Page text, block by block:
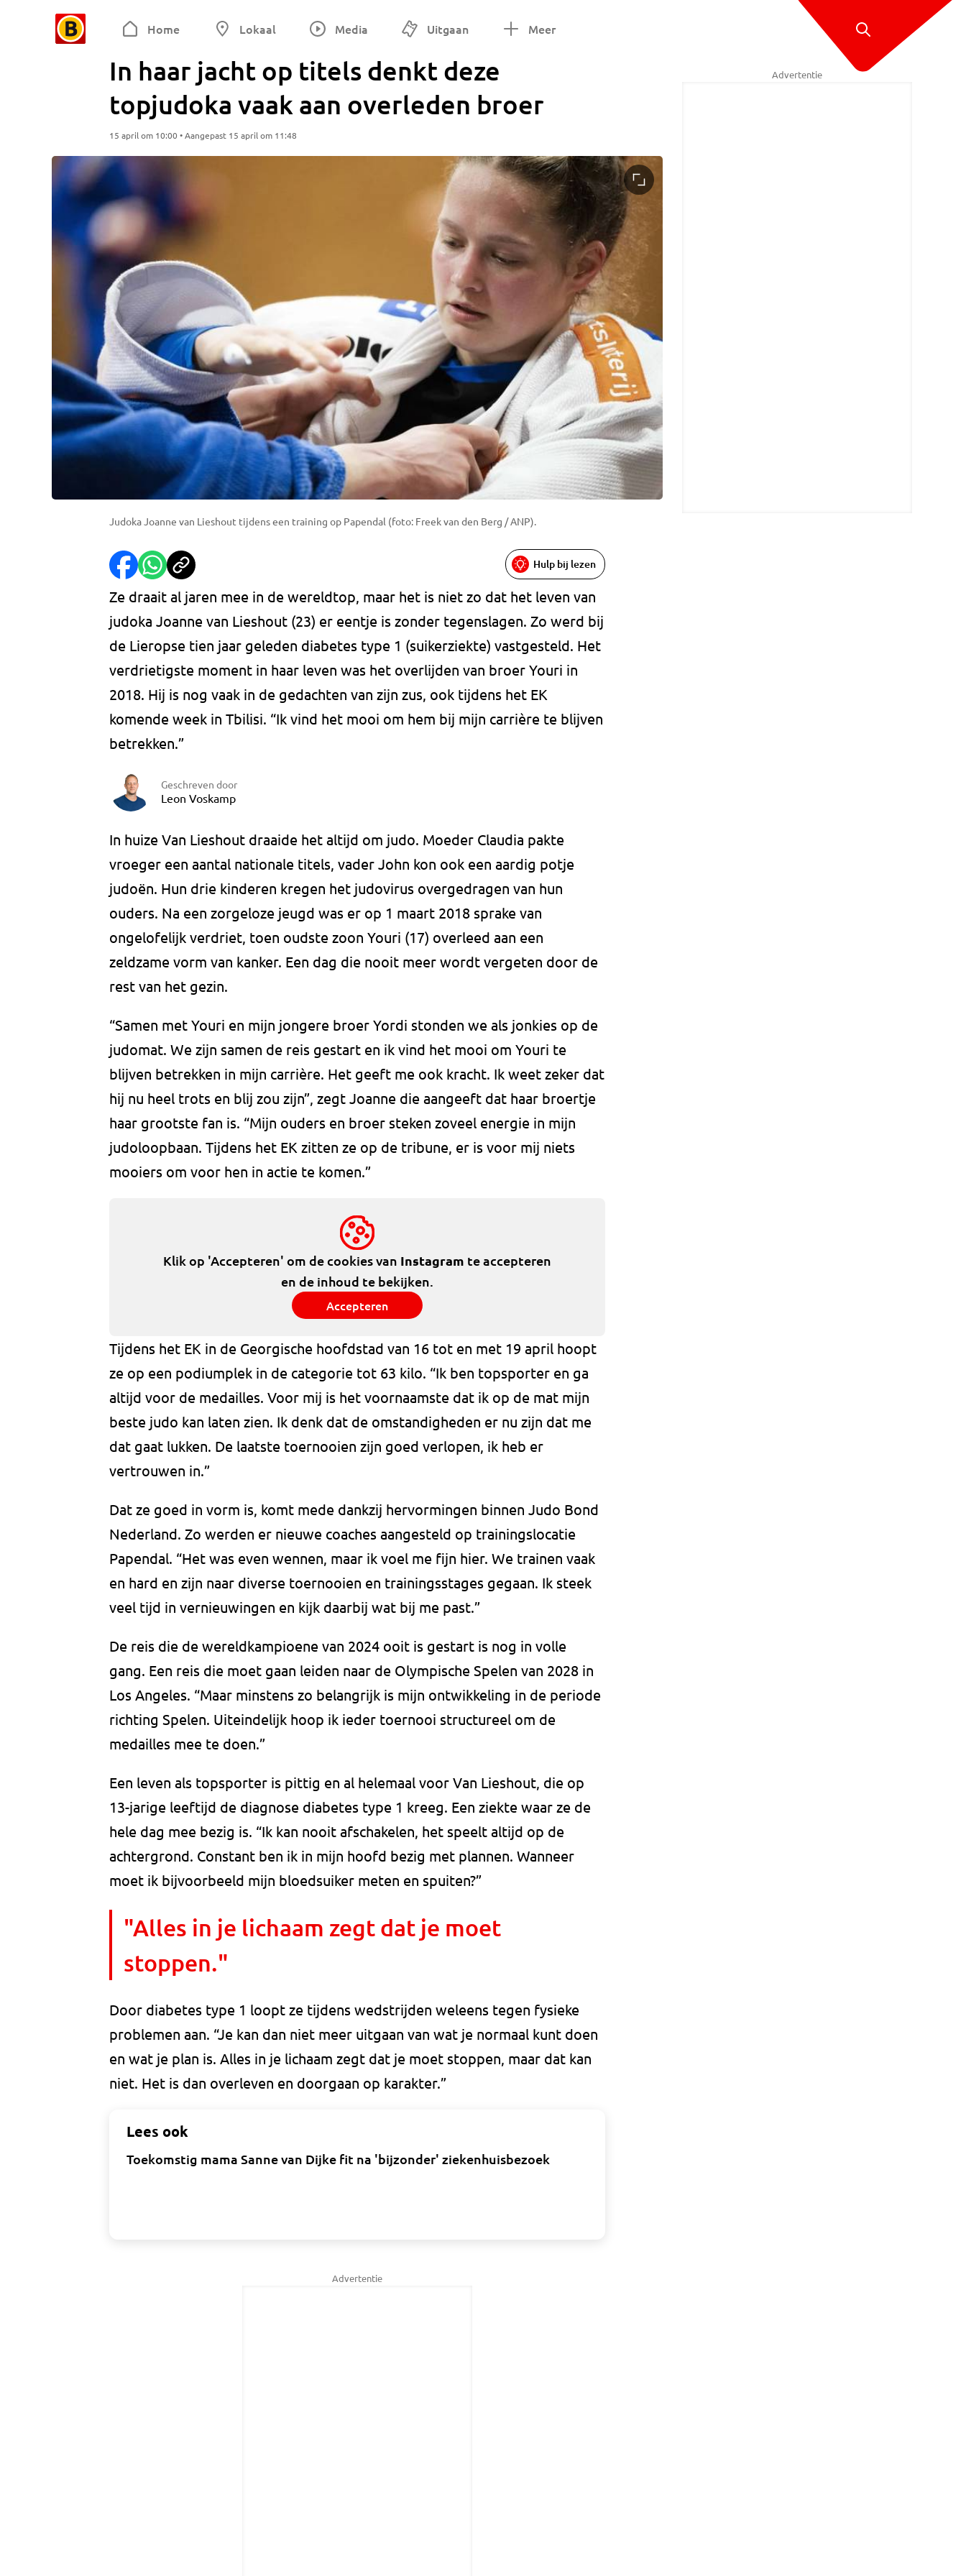
Home Lokaal Media Uitgaan Meer
In haar jacht op titels denkt deze
topjudoka vaak aan overleden broer
15 april om 10:00 • Aangepast 15 april om 11:48
Judoka Joanne van Lieshout tijdens een training op Papendal (foto: Freek van den Berg / ANP).
Hulp bij lezen
Ze draait al jaren mee in de wereldtop, maar het is niet zo dat het leven van
judoka Joanne van Lieshout (23) er eentje is zonder tegenslagen. Zo werd bij
de Lieropse tien jaar geleden diabetes type 1 (suikerziekte) vastgesteld. Het
verdrietigste moment in haar leven was het overlijden van broer Youri in
2018. Hij is nog vaak in de gedachten van zijn zus, ook tijdens het EK
komende week in Tbilisi. “Ik vind het mooi om hem bij mijn carrière te blijven
betrekken.”
Geschreven door
Leon Voskamp
In huize Van Lieshout draaide het altijd om judo. Moeder Claudia pakte
vroeger een aantal nationale titels, vader John kon ook een aardig potje
judoën. Hun drie kinderen kregen het judovirus overgedragen van hun
ouders. Na een zorgeloze jeugd was er op 1 maart 2018 sprake van
ongelofelijk verdriet, toen oudste zoon Youri (17) overleed aan een
zeldzame vorm van kanker. Een dag die nooit meer wordt vergeten door de
rest van het gezin.
“Samen met Youri en mijn jongere broer Yordi stonden we als jonkies op de
judomat. We zijn samen de reis gestart en ik vind het mooi om Youri te
blijven betrekken in mijn carrière. Het geeft me ook kracht. Ik weet zeker dat
hij nu heel trots en blij zou zijn”, zegt Joanne die aangeeft dat haar broertje
haar grootste fan is. “Mijn ouders en broer steken zoveel energie in mijn
judoloopbaan. Tijdens het EK zitten ze op de tribune, er is voor mij niets
mooiers om voor hen in actie te komen.”
Klik op 'Accepteren' om de cookies van Instagram te accepteren
en de inhoud te bekijken.
Accepteren
Tijdens het EK in de Georgische hoofdstad van 16 tot en met 19 april hoopt
ze op een podiumplek in de categorie tot 63 kilo. “Ik ben topsporter en ga
altijd voor de medailles. Voor mij is het voornaamste dat ik op de mat mijn
beste judo kan laten zien. Ik denk dat de omstandigheden er nu zijn dat me
dat gaat lukken. De laatste toernooien zijn goed verlopen, ik heb er
vertrouwen in.”
Dat ze goed in vorm is, komt mede dankzij hervormingen binnen Judo Bond
Nederland. Zo werden er nieuwe coaches aangesteld op trainingslocatie
Papendal. “Het was even wennen, maar ik voel me fijn hier. We trainen vaak
en hard en zijn naar diverse toernooien en trainingsstages gegaan. Ik steek
veel tijd in vernieuwingen en kijk daarbij wat bij me past.”
De reis die de wereldkampioene van 2024 ooit is gestart is nog in volle
gang. Een reis die moet gaan leiden naar de Olympische Spelen van 2028 in
Los Angeles. “Maar minstens zo belangrijk is mijn ontwikkeling in de periode
richting Spelen. Uiteindelijk hoop ik ieder toernooi structureel om de
medailles mee te doen.”
Een leven als topsporter is pittig en al helemaal voor Van Lieshout, die op
13-jarige leeftijd de diagnose diabetes type 1 kreeg. Een ziekte waar ze de
hele dag mee bezig is. “Ik kan nooit afschakelen, het speelt altijd op de
achtergrond. Constant ben ik in mijn hoofd bezig met plannen. Wanneer
moet ik bijvoorbeeld mijn bloedsuiker meten en spuiten?”
"Alles in je lichaam zegt dat je moet
stoppen."
Door diabetes type 1 loopt ze tijdens wedstrijden weleens tegen fysieke
problemen aan. “Je kan dan niet meer uitgaan van wat je normaal kunt doen
en wat je plan is. Alles in je lichaam zegt dat je moet stoppen, maar dat kan
niet. Het is dan overleven en doorgaan op karakter.”
Lees ook
Toekomstig mama Sanne van Dijke fit na 'bijzonder' ziekenhuisbezoek
Advertentie
Advertentie